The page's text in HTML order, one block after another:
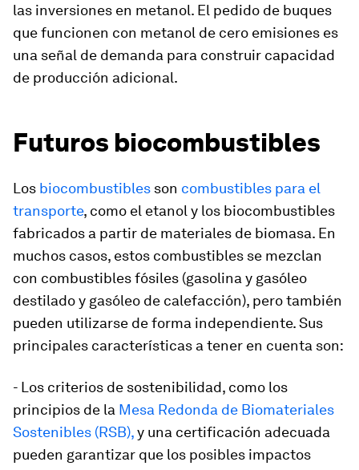
las inversiones en metanol. El pedido de buques
que funcionen con metanol de cero emisiones es
una señal de demanda para construir capacidad
de producción adicional.
Futuros biocombustibles
Los biocombustibles son combustibles para el
transporte, como el etanol y los biocombustibles
fabricados a partir de materiales de biomasa. En
muchos casos, estos combustibles se mezclan
con combustibles fósiles (gasolina y gasóleo
destilado y gasóleo de calefacción), pero también
pueden utilizarse de forma independiente. Sus
principales características a tener en cuenta son:
- Los criterios de sostenibilidad, como los
principios de la Mesa Redonda de Biomateriales
Sostenibles (RSB),y una certificación adecuada
pueden garantizar que los posibles impactos